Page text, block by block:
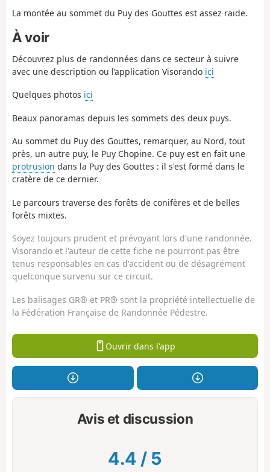
La montée au sommet du Puy des Gouttes est assez raide.
À voir
Découvrez plus de randonnées dans ce secteur à suivre
avec une description ou l’application Visorando ici
Quelques photos ici
Beaux panoramas depuis les sommets des deux puys.
Au sommet du Puy des Gouttes, remarquer, au Nord, tout
près, un autre puy, le Puy Chopine. Ce puy est en fait une
protrusion dans la Puy des Gouttes : il s'est formé dans le
cratère de ce dernier.
Le parcours traverse des forêts de conifères et de belles
forêts mixtes.
Soyez toujours prudent et prévoyant lors d'une randonnée.
Visorando et l'auteur de cette fiche ne pourront pas être
tenus responsables en cas d'accident ou de désagrément
quelconque survenu sur ce circuit.
Les balisages GR® et PR® sont la propriété intellectuelle de
la Fédération Française de Randonnée Pédestre.
Ouvrir dans l'app
Avis et discussion
4.4 / 5